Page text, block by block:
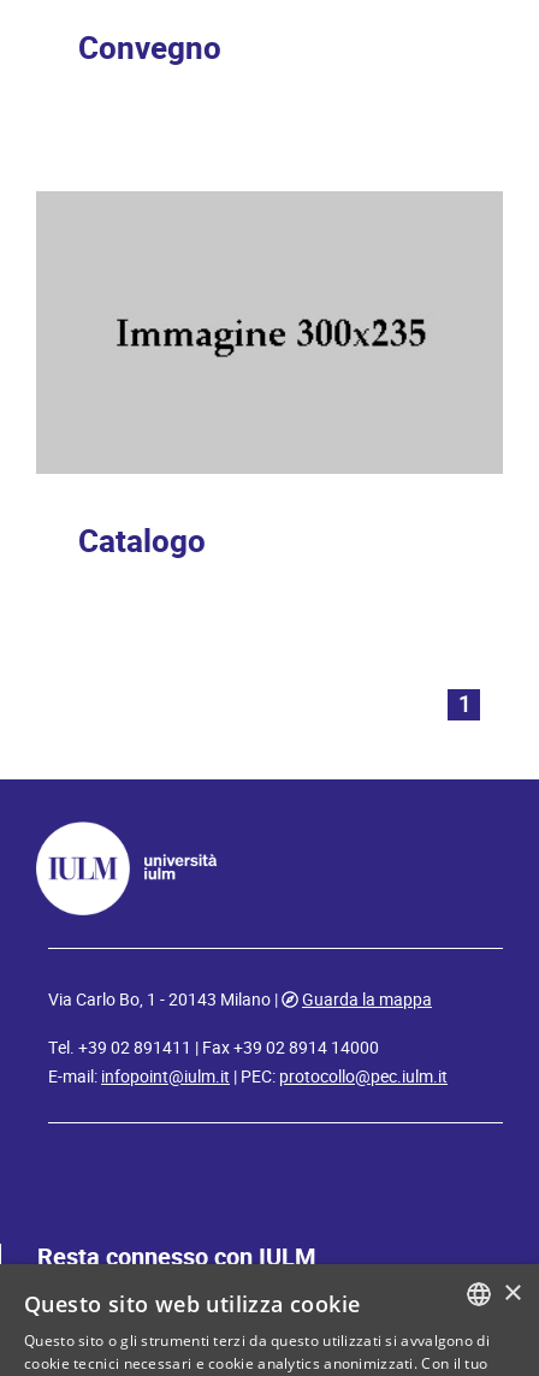
Convegno
Catalogo
1
Via Carlo Bo, 1 - 20143 Milano |
Guarda la mappa
Tel. +39 02 891411 | Fax +39 02 8914 14000
E-mail: infopoint@iulm.it | PEC: protocollo@pec.iulm.it
Resta connesso con IULM
ITALIAN
×
Questo sito web utilizza cookie
Questo sito o gli strumenti terzi da questo utilizzati si avvalgono di
cookie tecnici necessari e cookie analytics anonimizzati. Con il tuo